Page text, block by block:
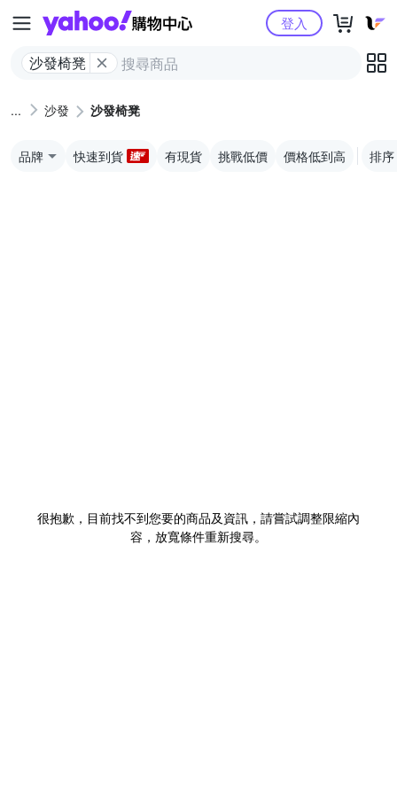
Yahoo購物中心
沙發椅凳
登入
沙發 沙發椅凳
品牌 快速到貨 有現貨 挑戰低價 價格低到高 排序
很抱歉，目前找不到您要的商品及資訊，請嘗試調整限縮內
容，放寬條件重新搜尋。